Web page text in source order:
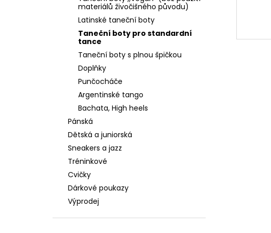
materiálů živočišného původu)
Latinské taneční boty
Taneční boty pro standardní
tance
Taneční boty s plnou špičkou
Doplňky
Punčocháče
Argentinské tango
Bachata, High heels
Pánská
Dětská a juniorská
Sneakers a jazz
Tréninkové
Cvičky
Dárkové poukazy
Výprodej
2 590 Kč